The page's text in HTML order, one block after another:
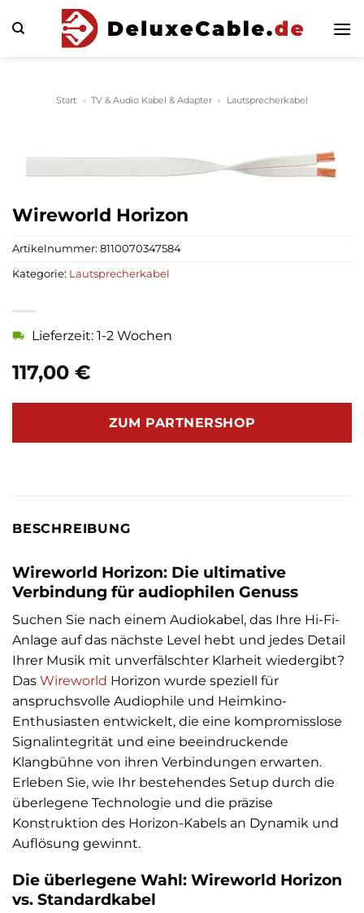
Inhalt
Start » TV & Audio Kabel & Adapter » Lautsprecherkabel
Wireworld Horizon
117,00 €
Lieferzeit: 1-2 Wochen
ZUM PARTNERSHOP
Artikelnummer: 8110070347584
Kategorie: Lautsprecherkabel
BESCHREIBUNG
Wireworld Horizon: Die ultimative
Verbindung für audiophilen Genuss
Suchen Sie nach einem Audiokabel, das Ihre Hi-Fi-
Anlage auf das nächste Level hebt und jedes Detail
Ihrer Musik mit unverfälschter Klarheit wiedergibt?
Das Wireworld Horizon wurde speziell für
anspruchsvolle Audiophile und Heimkino-
Enthusiasten entwickelt, die eine kompromisslose
Signalintegrität und eine beeindruckende
Klangbühne von ihren Verbindungen erwarten.
Erleben Sie, wie Ihr bestehendes Setup durch die
überlegene Technologie und die präzise
Konstruktion des Horizon-Kabels an Dynamik und
Auflösung gewinnt.
Die überlegene Wahl: Wireworld Horizon
vs. Standardkabel